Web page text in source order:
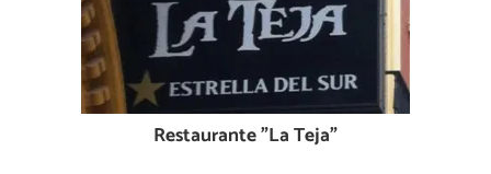
Restaurante "La Teja"